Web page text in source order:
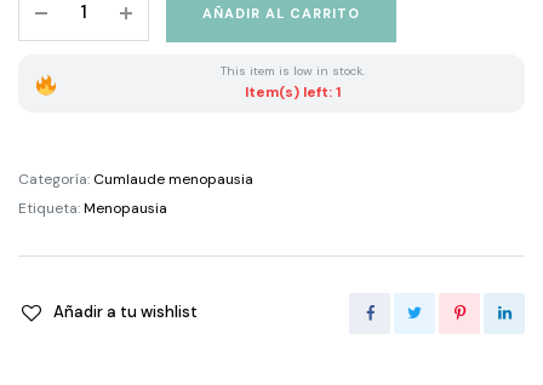
Gineseda
AÑADIR AL CARRITO
This item is low in stock.
Item(s) left: 1
Categoría: Cumlaude menopausia
Etiqueta:Menopausia
Añadir a tu wishlist